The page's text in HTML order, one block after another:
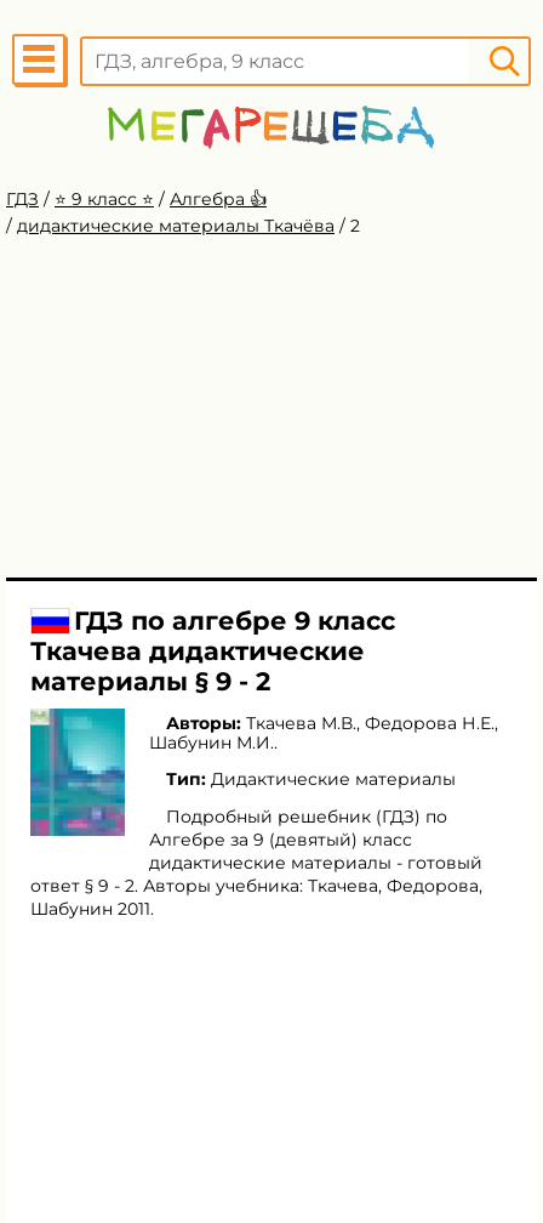
ГДЗ / ⭐️ 9 класс ⭐️ / Алгебра 👍
/ дидактические материалы Ткачёва / 2
ГДЗ по алгебре 9 класс
Ткачева дидактические
материалы § 9 - 2
Авторы: Ткачева М.В., Федорова Н.Е.,
Шабунин М.И..
Тип: Дидактические материалы
Подробный решебник (ГДЗ) по
Алгебре за 9 (девятый) класс
дидактические материалы - готовый
ответ § 9 - 2. Авторы учебника: Ткачева, Федорова,
Шабунин 2011.